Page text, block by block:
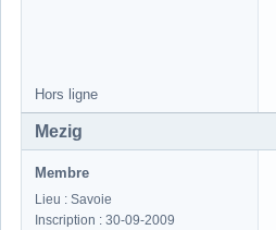
Hors ligne
Mezig
Membre
Lieu : Savoie
Inscription : 30-09-2009